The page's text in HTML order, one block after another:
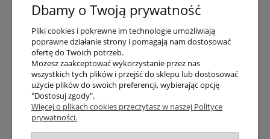
Numer konta
PayPo kupujesz, nie płacisz
Progi rabatowe
Promocje
Dostawa
Czas wysyłki
Dostawa
Śledzenie przesyłki GLS
Dbamy o Twoją prywatność
Pliki cookies i pokrewne im technologie umożliwiają
poprawne działanie strony i pomagają nam dostosować
ofertę do Twoich potrzeb.
Możesz zaakceptować wykorzystanie przez nas
wszystkich tych plików i przejść do sklepu lub dostosować
użycie plików do swoich preferencji, wybierając opcję
"Dostosuj zgody".
Więcej o plikach cookies przeczytasz w naszej Polityce
prywatności.